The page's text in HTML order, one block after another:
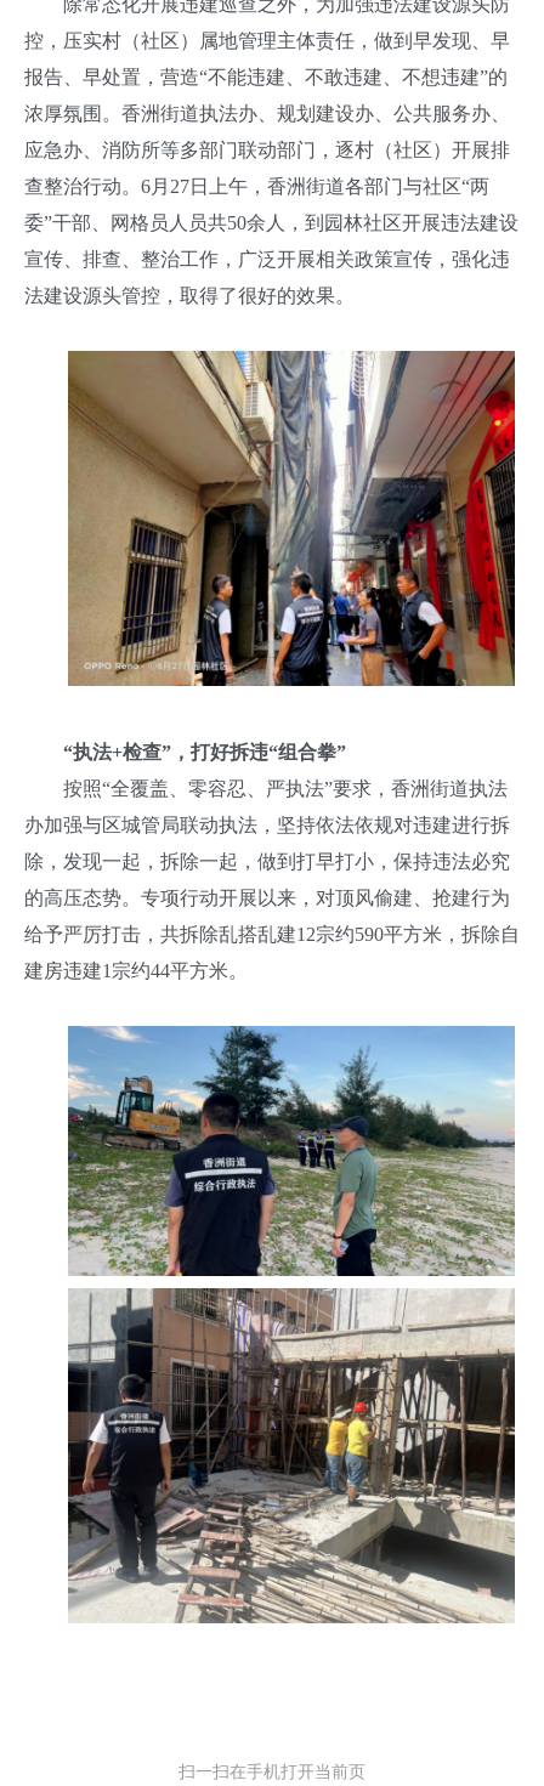
除常态化开展违建巡查之外，为加强违法建设源头防
控，压实村（社区）属地管理主体责任，做到早发现、早
报告、早处置，营造“不能违建、不敢违建、不想违建”的
浓厚氛围。香洲街道执法办、规划建设办、公共服务办、
应急办、消防所等多部门联动部门，逐村（社区）开展排
查整治行动。6月27日上午，香洲街道各部门与社区“两
委”干部、网格员人员共50余人，到园林社区开展违法建设
宣传、排查、整治工作，广泛开展相关政策宣传，强化违
法建设源头管控，取得了很好的效果。
“执法+检查”，打好拆违“组合拳”
按照“全覆盖、零容忍、严执法”要求，香洲街道执法
办加强与区城管局联动执法，坚持依法依规对违建进行拆
除，发现一起，拆除一起，做到打早打小，保持违法必究
的高压态势。专项行动开展以来，对顶风偷建、抢建行为
给予严厉打击，共拆除乱搭乱建12宗约590平方米，拆除自
建房违建1宗约44平方米。
扫一扫在手机打开当前页